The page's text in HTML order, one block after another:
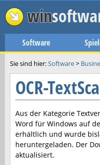
win
Software
Sie sind hier:Software>
OCR-
Aus der Kategorie
Word für Windows auf
erhältlich und wurde
heruntergeladen. Der
aktualisiert.